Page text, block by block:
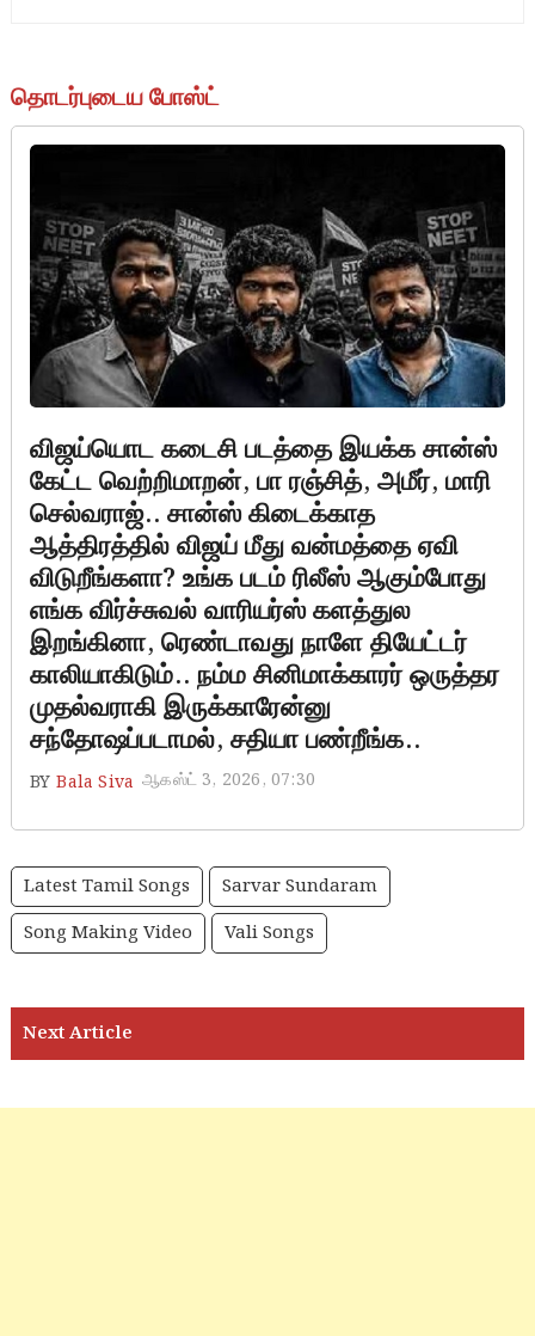
தொடர்புடைய போஸ்ட்
விஜய்யொட கடைசி படத்தை இயக்க சான்ஸ்
கேட்ட வெற்றிமாறன், பா ரஞ்சித், அமீர், மாரி
செல்வராஜ்.. சான்ஸ் கிடைக்காத
ஆத்திரத்தில் விஜய் மீது வன்மத்தை ஏவி
விடுறீங்களா? உங்க படம் ரிலீஸ் ஆகும்போது
எங்க விர்ச்சுவல் வாரியர்ஸ் களத்துல
இறங்கினா, ரெண்டாவது நாளே தியேட்டர்
காலியாகிடும்.. நம்ம சினிமாக்காரர் ஒருத்தர
முதல்வராகி இருக்காரேன்னு
சந்தோஷப்படாமல், சதியா பண்றீங்க..
BY Bala Siva ஆகஸ்ட் 3, 2026, 07:30
Latest Tamil Songs
Sarvar Sundaram
Song Making Video
Vali Songs